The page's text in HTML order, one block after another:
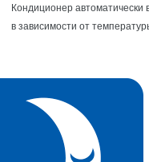
Кондиционер
в зависимости от